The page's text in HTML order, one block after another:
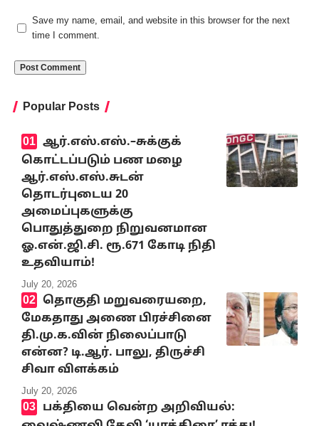
Save my name, email, and website in this browser for the next
time I comment.
Popular Posts
ஆர்.எஸ்.எஸ்.–சுக்குக்
கொட்டப்படும் பண மழை
ஆர்.எஸ்.எஸ்.சுடன்
தொடர்புடைய 20
அமைப்புகளுக்கு
பொதுத்துறை நிறுவனமான
ஓ.என்.ஜி.சி. ரூ.671 கோடி நிதி
உதவியாம்!
July 20, 2026
தொகுதி மறுவரையறை,
மேகதாது அணை பிரச்சினை
தி.மு.க.வின் நிலைப்பாடு
என்ன? டி.ஆர். பாலு, திருச்சி
சிவா விளக்கம்
July 20, 2026
பக்தியை வென்ற அறிவியல்: